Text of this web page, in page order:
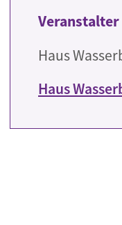
Veranstalter
Haus
Haus